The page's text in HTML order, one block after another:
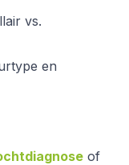
vs.
en
of